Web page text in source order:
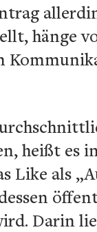
hänge
heißt
Like als
Darin